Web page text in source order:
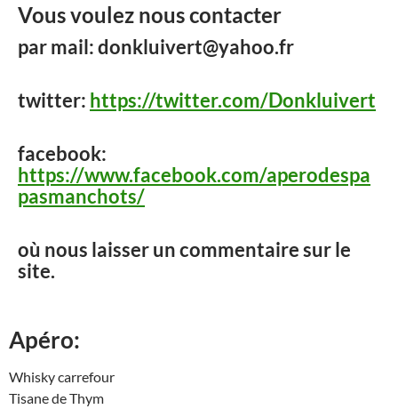
Vous voulez nous contacter
par mail: donkluivert@yahoo.fr
twitter: https://twitter.com/Donkluivert
facebook:
https://www.facebook.com/aperodespa
pasmanchots/
où nous laisser un commentaire sur le
site.
Apéro:
Whisky carrefour
Tisane de Thym